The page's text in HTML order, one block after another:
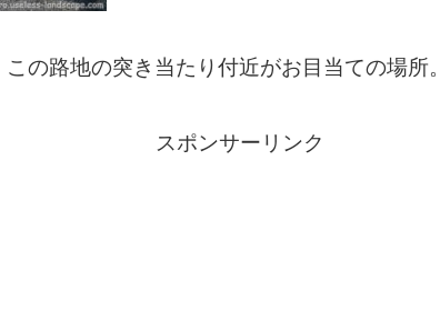
の路地の突き当たり付近がお目当ての場所。
スポンサーリンク